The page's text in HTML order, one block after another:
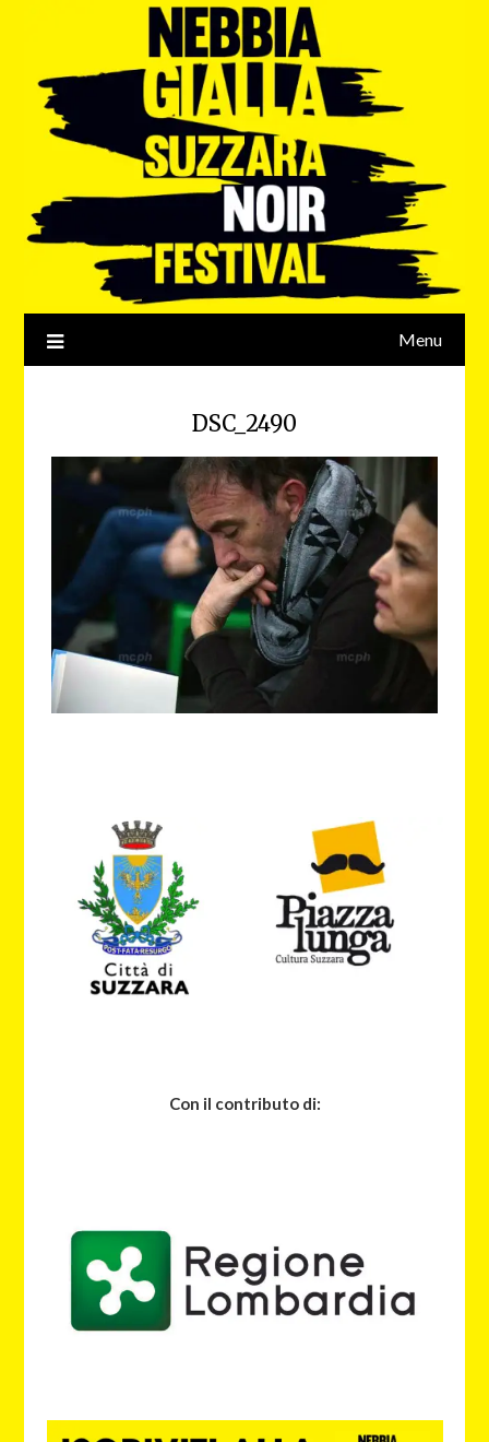
Menu
DSC_2490
Con il contributo di: